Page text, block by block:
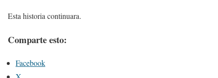
Esta historia continuara.
Comparte esto:
Facebook